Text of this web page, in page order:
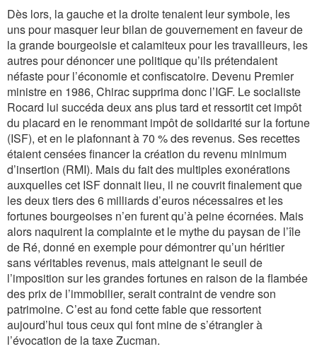
Dès lors, la gauche et la droite tenaient leur symbole, les
uns pour masquer leur bilan de gouvernement en faveur de
la grande bourgeoisie et calamiteux pour les travailleurs, les
autres pour dénoncer une politique qu’ils prétendaient
néfaste pour l’économie et confiscatoire. Devenu Premier
ministre en 1986, Chirac supprima donc l’IGF. Le socialiste
Rocard lui succéda deux ans plus tard et ressortit cet impôt
du placard en le renommant impôt de solidarité sur la fortune
(ISF), et en le plafonnant à 70 % des revenus. Ses recettes
étaient censées financer la création du revenu minimum
d’insertion (RMI). Mais du fait des multiples exonérations
auxquelles cet ISF donnait lieu, il ne couvrit finalement que
les deux tiers des 6 milliards d’euros nécessaires et les
fortunes bourgeoises n’en furent qu’à peine écornées. Mais
alors naquirent la complainte et le mythe du paysan de l’île
de Ré, donné en exemple pour démontrer qu’un héritier
sans véritables revenus, mais atteignant le seuil de
l’imposition sur les grandes fortunes en raison de la flambée
des prix de l’immobilier, serait contraint de vendre son
patrimoine. C’est au fond cette fable que ressortent
aujourd’hui tous ceux qui font mine de s’étrangler à
l’évocation de la taxe Zucman.